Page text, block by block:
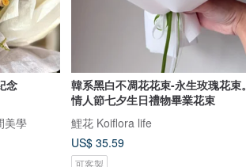
念
美學
韓系黑白不凋花花束-永生玫瑰花束。
情人節七夕生日禮物畢業花束
鯉花 Koiflora life
US$ 35.59
可客製